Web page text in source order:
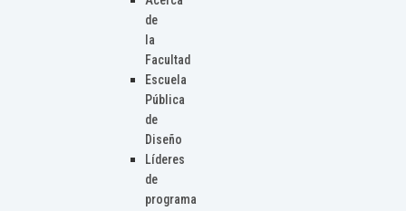
de
la
Facultad
Escuela
Pública
de
Diseño
Líderes
de
programa